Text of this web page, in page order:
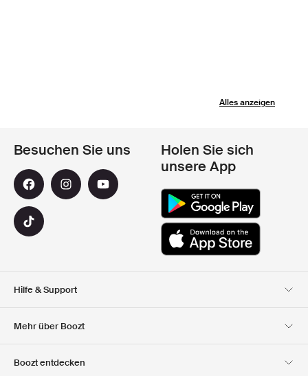
Alles anzeigen
Hilfe & Support
Mehr über Boozt
Boozt entdecken
Besuchen Sie uns
Holen Sie sich
unsere App